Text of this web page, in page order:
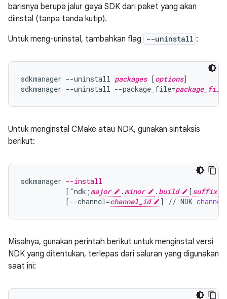
barisnya berupa jalur gaya SDK dari paket yang akan
diinstal (tanpa tanda kutip).
Untuk meng-uninstal, tambahkan flag
--uninstall :
sdkmanager --uninstall packages [options]
sdkmanager --uninstall --package_file=package_file
Untuk menginstal CMake atau NDK, gunakan sintaksis
berikut:
sdkmanager --install
[ "ndk;major .minor . build [suffix
[--channel=channel_id ] // NDK
Misalnya, gunakan perintah berikut untuk menginstal versi
NDK yang ditentukan, terlepas dari saluran yang digunakan
saat ini: